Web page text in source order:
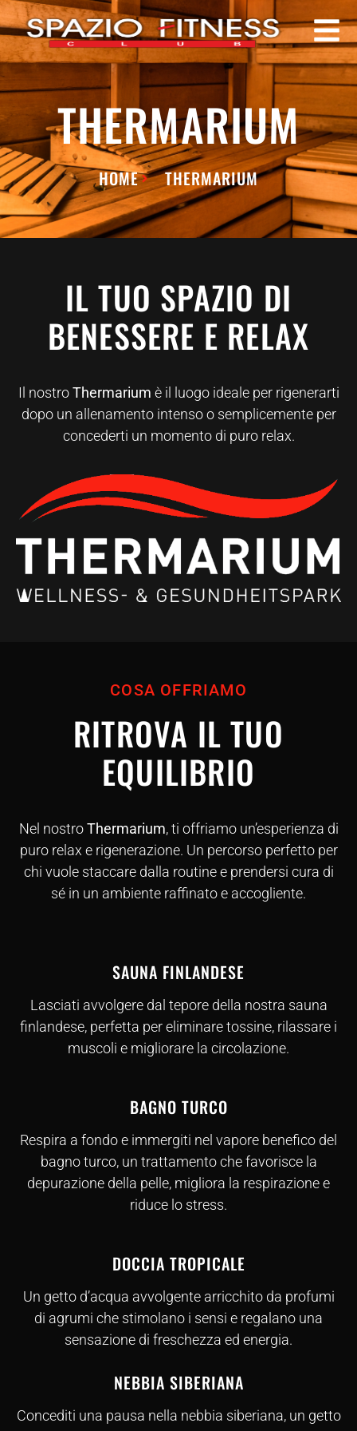
THERMARIUM
HOME THERMARIUM
IL TUO SPAZIO DI
BENESSERE E RELAX
Il nostroThermarium è il luogo ideale per rigenerarti
dopo un allenamento intenso o semplicemente per
concederti un momento di puro relax.
COSA OFFRIAMO
RITROVA IL TUO
EQUILIBRIO
Nel nostroThermarium, ti offriamo un’esperienza di
puro relax e rigenerazione. Un percorso perfetto per
chi vuole staccare dalla routine e prendersi cura di
sé in un ambiente raffinato e accogliente.
SAUNA FINLANDESE
Lasciati avvolgere dal tepore della nostra sauna
finlandese, perfetta per eliminare tossine, rilassare i
muscoli e migliorare la circolazione.
BAGNO TURCO
Respira a fondo e immergiti nel vapore benefico del
bagno turco, un trattamento che favorisce la
depurazione della pelle, migliora la respirazione e
riduce lo stress.
DOCCIA TROPICALE
Un getto d’acqua avvolgente arricchito da profumi
di agrumi che stimolano i sensi e regalano una
sensazione di freschezza ed energia.
NEBBIA SIBERIANA
Concediti una pausa nella nebbia siberiana, un getto